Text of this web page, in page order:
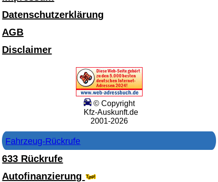
Datenschutzerklärung
AGB
Disclaimer
© Copyright
Kfz-Auskunft.de
2001-2026
Fahrzeug-Rückrufe
633 Rückrufe
Autofinanzierung